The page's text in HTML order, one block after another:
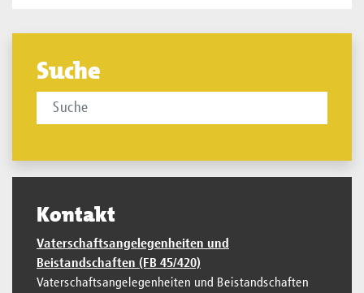
Suche
Kontakt
Vaterschaftsangelegenheiten und
Beistandschaften (FB 45/420)
Vaterschaftsangelegenheiten und Beistandschaften